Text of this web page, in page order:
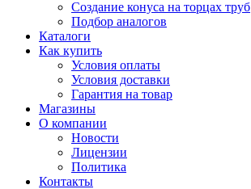
Создание конуса на торцах труб
Подбор аналогов
Каталоги
Как купить
Условия оплаты
Условия доставки
Гарантия на товар
Магазины
О компании
Новости
Лицензии
Политика
Контакты